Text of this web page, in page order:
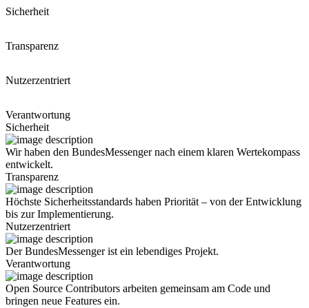
Sicherheit
Transparenz
Nutzerzentriert
Verantwortung
Sicherheit
Wir haben den BundesMessenger nach einem klaren Wertekompass
entwickelt.
Transparenz
Höchste Sicherheitsstandards haben Priorität – von der Entwicklung
bis zur Implementierung.
Nutzerzentriert
Der BundesMessenger ist ein lebendiges Projekt.
Verantwortung
Open Source Contributors arbeiten gemeinsam am Code und
bringen neue Features ein.